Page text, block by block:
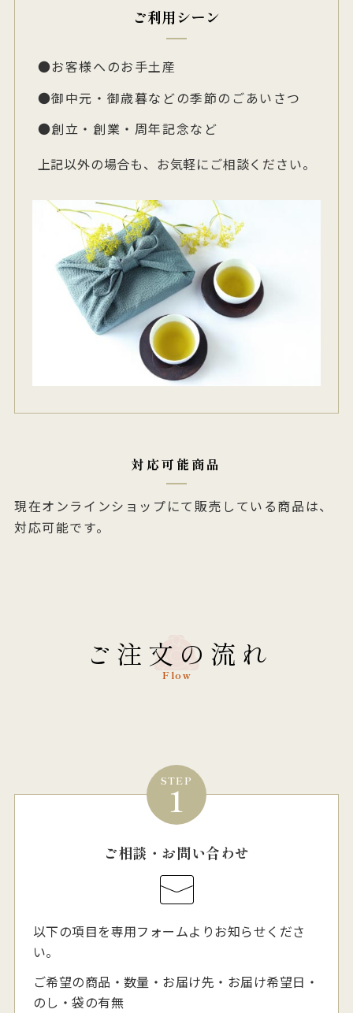
ご利用シーン
お客様へのお手土産
御中元・御歳暮などの季節のごあいさつ
創立・創業・周年記念など
上記以外の場合も、お気軽にご相談ください。
対応可能商品
現在オンラインショップにて販売している商品は、
対応可能です。
ご注文の流れ
Flow
STEP
1
ご相談・お問い合わせ
以下の項目を専用フォームよりお知らせくださ
い。
ご希望の商品・数量・お届け先・お届け希望日・
のし・袋の有無